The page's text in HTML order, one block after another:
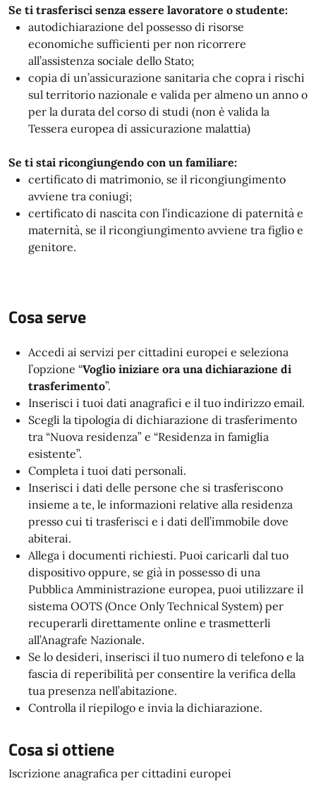
Se ti trasferisci senza essere lavoratore o studente:
autodichiarazione del possesso di risorse
economiche sufficienti per non ricorrere
all’assistenza sociale dello Stato;
copia di un’assicurazione sanitaria che copra i rischi
sul territorio nazionale e valida per almeno un anno o
per la durata del corso di studi (non è valida la
Tessera europea di assicurazione malattia)
Se ti stai ricongiungendo con un familiare:
certificato di matrimonio, se il ricongiungimento
avviene tra coniugi;
certificato di nascita con l’indicazione di paternità e
maternità, se il ricongiungimento avviene tra figlio e
genitore.
Cosa serve
Accedi ai servizi per cittadini europei e seleziona
l’opzione “Voglio iniziare ora una dichiarazione di
trasferimento”.
Inserisci i tuoi dati anagrafici e il tuo indirizzo email.
Scegli la tipologia di dichiarazione di trasferimento
tra “Nuova residenza” e “Residenza in famiglia
esistente”.
Completa i tuoi dati personali.
Inserisci i dati delle persone che si trasferiscono
insieme a te, le informazioni relative alla residenza
presso cui ti trasferisci e i dati dell’immobile dove
abiterai.
Allega i documenti richiesti. Puoi caricarli dal tuo
dispositivo oppure, se già in possesso di una
Pubblica Amministrazione europea, puoi utilizzare il
sistema OOTS (Once Only Technical System) per
recuperarli direttamente online e trasmetterli
all’Anagrafe Nazionale.
Se lo desideri, inserisci il tuo numero di telefono e la
fascia di reperibilità per consentire la verifica della
tua presenza nell’abitazione.
Controlla il riepilogo e invia la dichiarazione.
Cosa si ottiene
Iscrizione anagrafica per cittadini europei